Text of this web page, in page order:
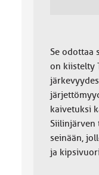
Se odottaa
on kiistelty
kaivetuksi
Siilinjärven
seinään,
ja